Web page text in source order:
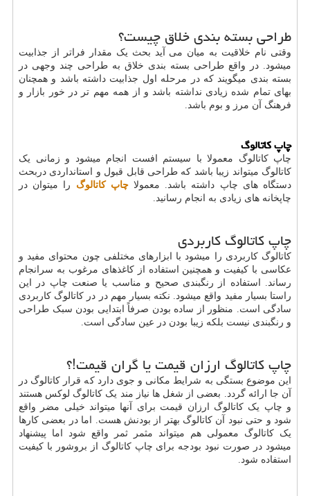
طراحی بسته بندی خلاق چیست؟
وقتی نام خلاقیت به میان می آید بحث یک مقدار فراتر از جذابیت
میشود. در واقع طراحی بسته بندی خلاق به طراحی چند وجهی در
بسته بندی میگویند که در مرحله اول جذابیت داشته باشد و همچنان
بهای تمام شده زیادی نداشته باشد و از همه مهم تر در خور بازار و
فرهنگ آن مرز و بوم باشد.
چاپ کاتالوگ
چاپ کاتالوگ معمولا با سیستم افست انجام میشود و زمانی یک
کاتالوگ میتواند زیبا باشد که طراحی قابل قبول و استانداردی دربحث
دستگاه های چاپ داشته باشد. معمولاچاپ کاتالوگ را میتوان در
چاپخانه های زیادی به انجام رسانید.
چاپ کاتالوگ کاربردی
کاتالوگ کاربردی را میشود با ابزارهای مختلفی چون محتوای مفید و
عکاسی با کیفیت و همچنین استفاده از کاغذهای مرغوب به سرانجام
رساند. استفاده از رنگبندی صحیح و مناسب یا صنعت چاپ در این
راستا بسیار مفید واقع میشود. نکته بسیار مهم در در کاتالوگ کاربردی
سادگی است. منظور از ساده بودن صرفاً ابتدایی بودن سبک طراحی
و رنگبندی نیست بلکه زیبا بودن در عین سادگی است.
چاپ کاتالوگ ارزان قیمت یا گران قیمت!؟
این موضوع بستگی به شرایط مکانی و جوی دارد که قرار کاتالوگ در
آن جا ارائه گردد. بعضی از شغل ها نیاز مند یک کاتالوگ لوکس هستند
و چاپ یک کاتالوگ ارزان قیمت برای آنها میتواند خیلی مضر واقع
شود و حتی نبود آن کاتالوگ بهتر از بودنش هست. اما در بعضی کارها
یک کاتالوگ معمولی هم میتواند مثمر ثمر واقع شود اما پیشنهاد
میشود در صورت نبود بودجه برای چاپ کاتالوگ از بروشور با کیفیت
استفاده شود.